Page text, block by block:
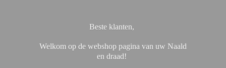
Beste klanten,
Welkom op de webshop pagina van uw Naald
en draad!